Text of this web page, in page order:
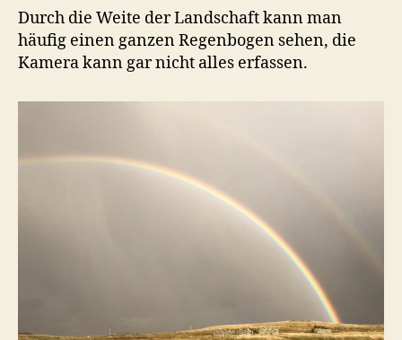
Durch die Weite der Landschaft kann man
häufig einen ganzen Regenbogen sehen, die
Kamera kann gar nicht alles erfassen.